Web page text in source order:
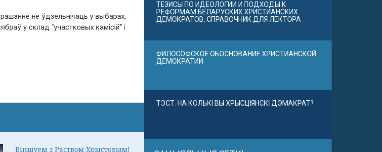
рашэнне не ўдзельнічаць у выбарах,
у склад “участковых камісій” і
Віншуем з Раством Хрыстовым!
ТЕЗИСЫ ПО ИДЕОЛОГИИ И ПОДХОДЫ К
РЕФОРМАМ БЕЛАРУСКИХ ХРИСТИАНСКИХ
ДЕМОКРАТОВ. СПРАВОЧНИК ДЛЯ ЛЕКТОРА
ФИЛОСОФСКОЕ ОБОСНОВАНИЕ ХРИСТИАНСКОЙ
ДЕМОКРАТИИ
ТЭСТ. НА КОЛЬКІ ВЫ ХРЫСЦІЯНСКІ ДЭМАКРАТ?